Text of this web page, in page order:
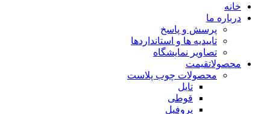
خانه
درباره ما
پرسش و پاسخ
تاییدیه ها و استانداردها
تصاویر نمایشگاه
محصولاتقیمت
محصولات چوب پلاست
تایل
قوطی
پروفیل